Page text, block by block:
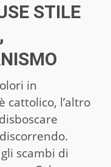
STILE
in
cattolico, l’altro
scambi di